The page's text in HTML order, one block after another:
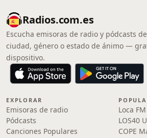
Radios.com.es
Escucha emisoras de radio y pódcasts
ciudad, género o estado de ánimo —
dispositivo.
EXPLORAR
Emisoras de radio
Pódcasts
Canciones Populares
Loca FM
LOS40
COPE